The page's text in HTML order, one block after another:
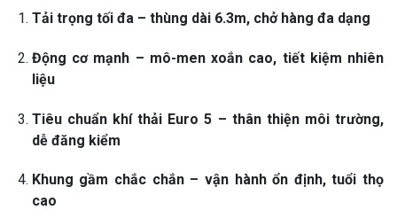
Tải trọng tối đa – thùng dài 6.3m, chở hàng đa dạng
Động cơ mạnh – mô-men xoắn cao, tiết kiệm nhiên
liệu
Tiêu chuẩn khí thải Euro 5 – thân thiện môi trường,
dễ đăng kiểm
Khung gầm chắc chắn – vận hành ổn định, tuổi thọ
cao